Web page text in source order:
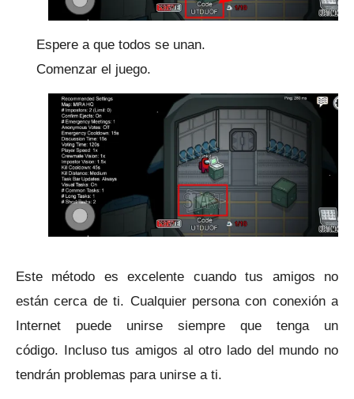
Espere a que todos se unan.
Comenzar el juego.
Este método es excelente cuando tus amigos no
están cerca de ti. Cualquier persona con conexión a
Internet puede unirse siempre que tenga un
código.
Incluso tus amigos al otro lado del mundo no
tendrán problemas para unirse a ti.